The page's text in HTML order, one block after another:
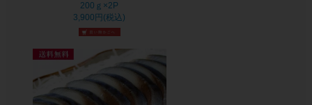
200ｇ×2P
3,900円(税込)